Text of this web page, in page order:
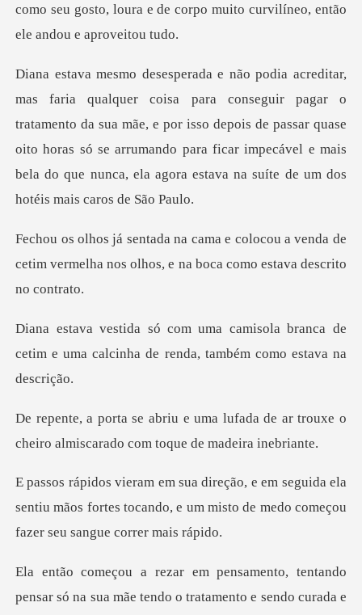
c
pagar o
tratamento da sua mãe, e por isso depois de passar quase
oito horas só se arrumando para ficar
colocou a venda de
cetim vermelha nos olhos
amisola branca de
cetim e uma calcinha d
uma lufada de ar trouxe o
cheiro almis
em seguida ela
sentiu mãos fortes tocando, e um misto
amento, tentando
pensar só na sua mãe tendo